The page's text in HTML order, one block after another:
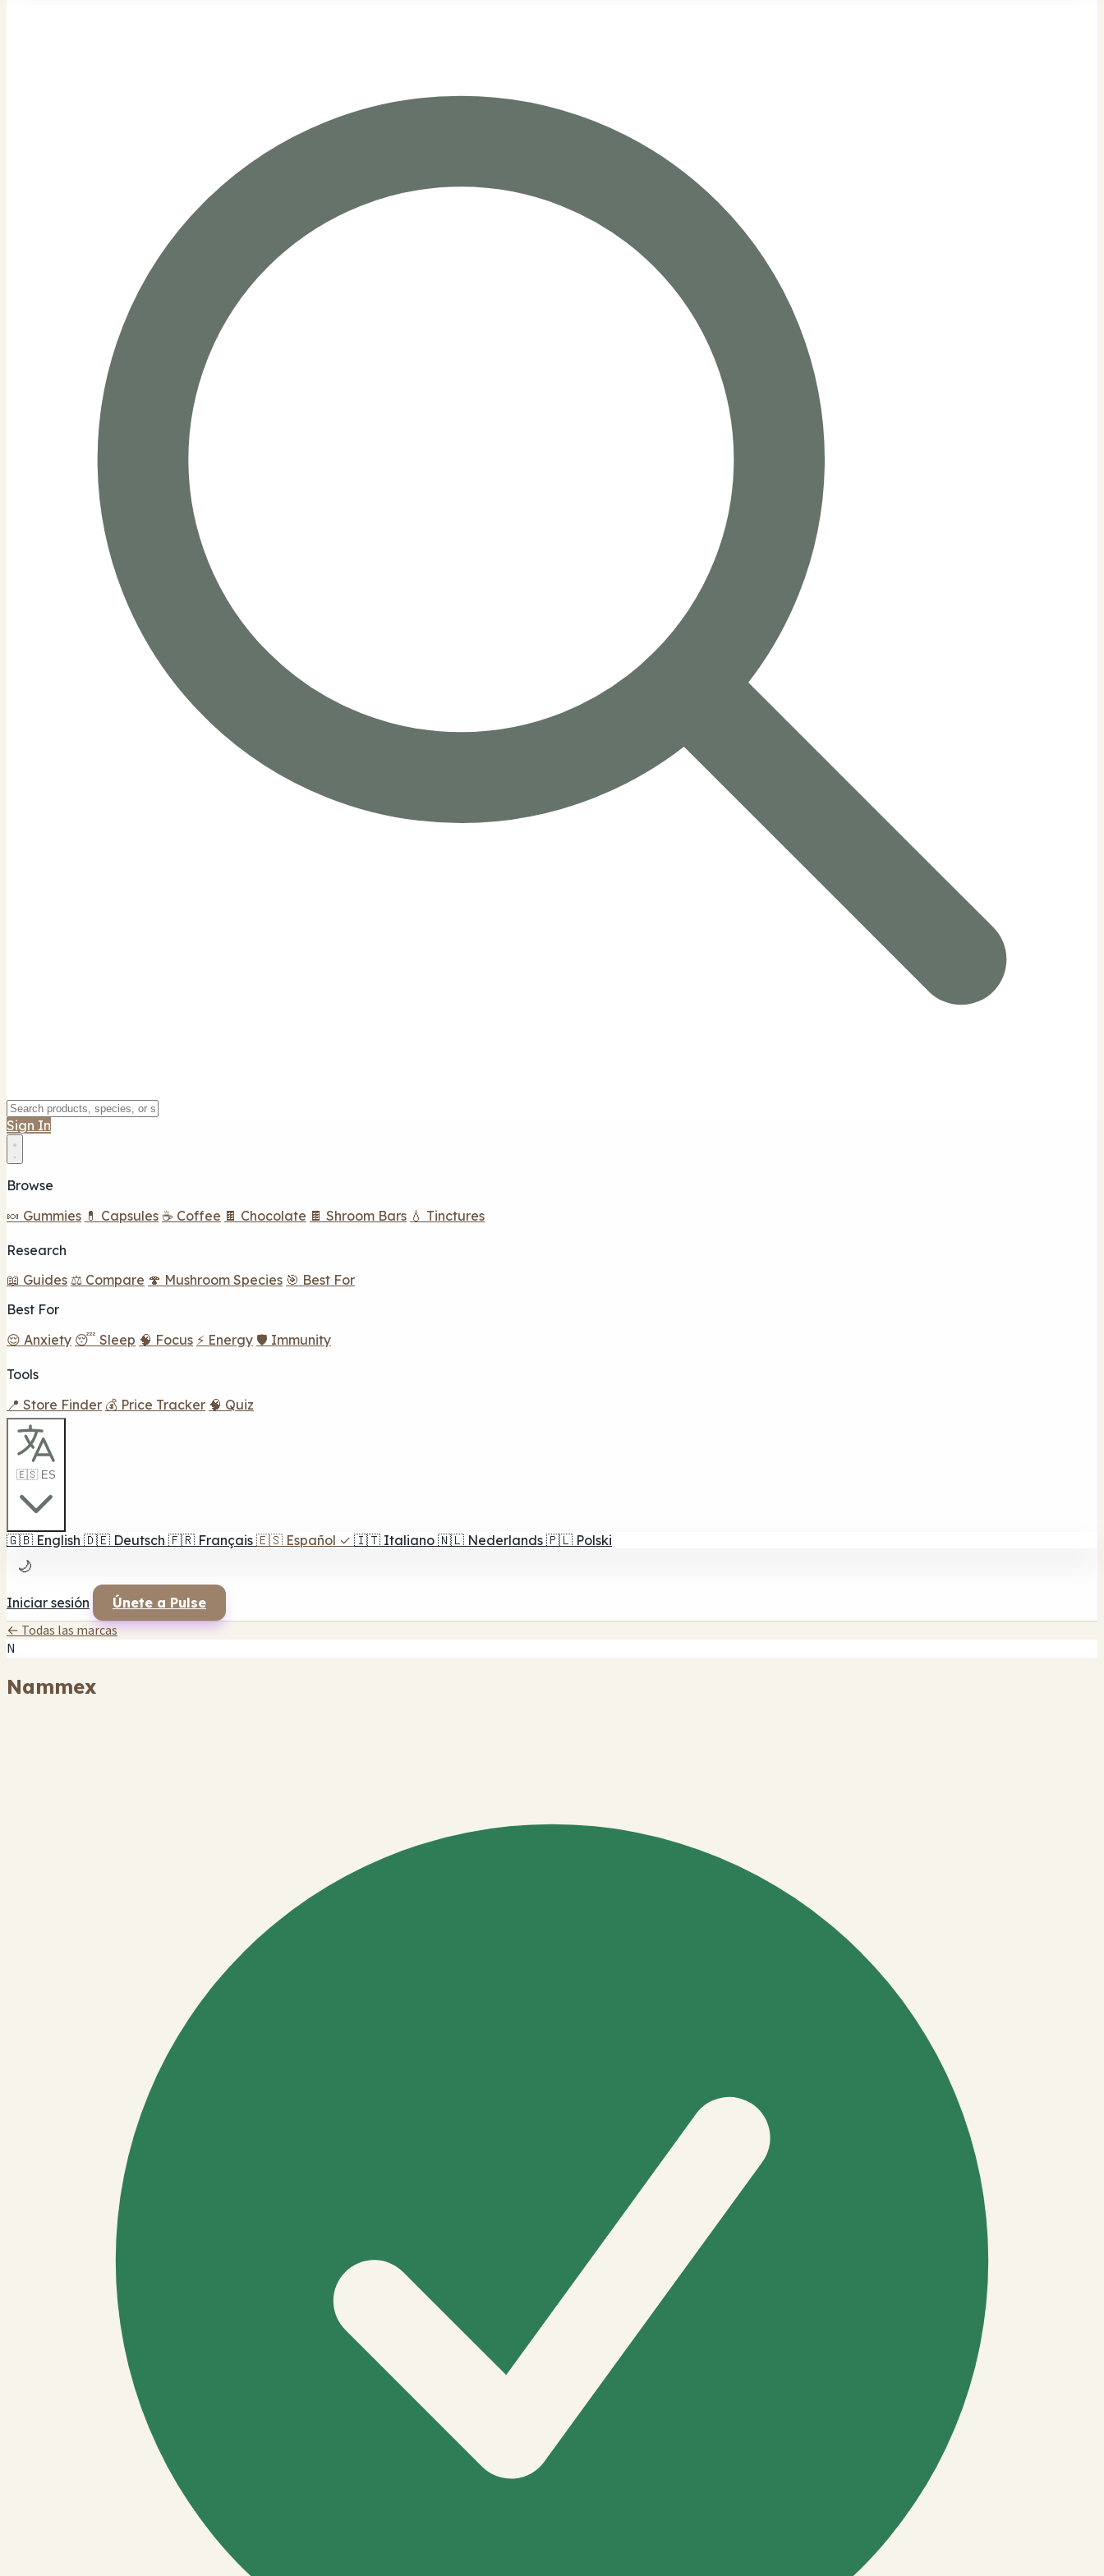
Sign In
Browse
🍬 Gummies 💊 Capsules ☕ Coffee 🍫 Chocolate 🍫 Shroom Bars 💧 Tinctures
Research
📖 Guides ⚖️ Compare 🍄 Mushroom Species 🎯 Best For
Best For
😌 Anxiety 😴 Sleep 🧠 Focus ⚡ Energy 🛡️ Immunity
Tools
📍 Store Finder 💰 Price Tracker 🧠 Quiz
🇪🇸 ES
🇬🇧 English 🇩🇪 Deutsch 🇫🇷 Français 🇪🇸 Español ✓ 🇮🇹 Italiano 🇳🇱 Nederlands 🇵🇱 Polski
🌙
Iniciar sesión Únete a Pulse
← Todas las marcas
N
Nammex